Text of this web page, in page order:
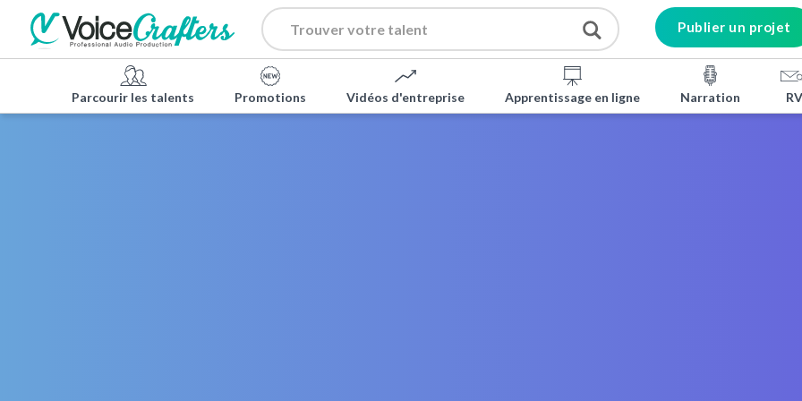
Publier un projet
Parcourir les talents Promotions Vidéos d'entreprise Apprentissage en ligne Narration